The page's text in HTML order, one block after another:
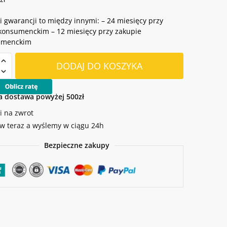
gwarancji to między innymi: – 24 miesięcy przy
– 12 miesięcy przy zakupie
DODAJ DO KOSZYKA
dostawa powyżej 500zł
na zwrot
teraz a wyślemy w ciągu 24h
Bezpieczne zakupy